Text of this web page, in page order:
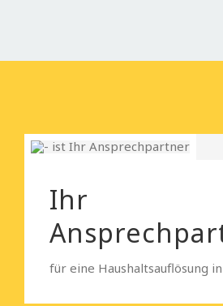
Ihr
für eine Haushaltsauflösung